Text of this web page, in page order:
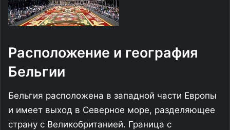
Расположение и география
Бельгии
Бельгия расположена в западной части Европы
и имеет выход в Северное море, разделяющее
страну с Великобританией. Граница с